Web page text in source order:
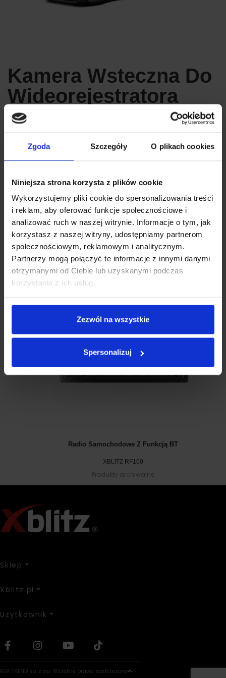
Zgoda Szczegóły O plikach cookies
Niniejsza strona korzysta z plików cookie
Wykorzystujemy pliki cookie do spersonalizowania treści
i reklam, aby oferować funkcje społecznościowe i
analizować ruch w naszej witrynie. Informacje o tym, jak
korzystasz z naszej witryny, udostępniamy partnerom
społecznościowym, reklamowym i analitycznym.
Partnerzy mogą połączyć te informacje z innymi danymi
otrzymanymi od Ciebie lub uzyskanymi podczas
korzystania z ich usług.
Zezwól na wszystkie
Spersonalizuj
Kamera Wsteczna Do
Wideorejestratora
Xblitz S5 Duo
Kamera wsteczna Xblitz S5 Duo to dedykowany moduł do
urządzenia o nagrywanie obrazu z tyłu pojazdu. Zapewnia lepszą
kontrolę podczas cofania i zwiększa bezpieczeństwo na drodze.
Kompaktowa i odporna na warunki atmosferyczne obudowa
umożliwia łatwy montaż z tyłu auta.
DOSTAWA I PŁATNOŚĆ
PLIKI DO POBRANIA
DANE TECHNICZNE
Zobacz także
Radio Samochodowe Z Funkcją BT
XBLITZ RF100
Produkty archiwalne
Sklep
Xblitz.pl
Użytkownik
KGK TREND sp. z o.o. Wszelkie prawa zastrzeżone